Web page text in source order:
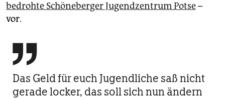
bedrohte Schöneberger Jugendzentrum Potse–
vor.

Das Geld für euch Jugendliche saß nicht
gerade locker, das soll sich nun ändern